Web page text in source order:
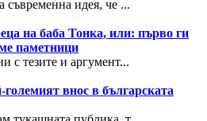
съвременна идея, че ...
на баба Тонка, или: първо ги
паметници
с тезите и аргумент...
внос в българската